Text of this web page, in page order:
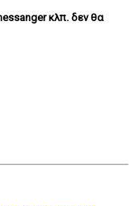
κλπ. δεν θα